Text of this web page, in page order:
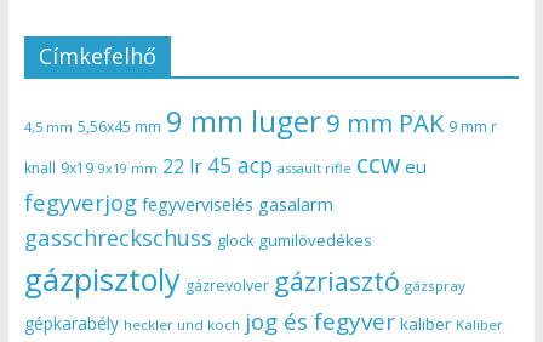
Címkefelhő
4,5 mm 5,56x45 mm 9 mm luger9 mm PAK 9 mm r
knall 9x19 9x19 mm 22 lr 45 acp assault rifle ccw eu
fegyverjog fegyverviselés gasalarm
gasschreckschuss glock gumilövedékes
gázpisztoly gázrevolver gázriasztó gázspray
gépkarabély heckler und koch jog és fegyver kaliber Kaliber